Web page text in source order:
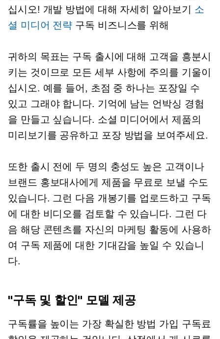
십시오! 개발 방법에 대해 자세히 알아보기 소
셜 미디어 전략 구독 비즈니스를 위해
귀하의 목표는 구독 출시에 대해 고객을 흥분시
키는 것이므로 모든 세부 사항에 주의를 기울이
십시오. 예를 들어, 초점 중 하나는 포장일 수
있고 그래야 합니다. 기억에 남는 언박싱 경험
을 만들고 싶습니다. 소셜 미디어에서 제품의
미리보기를 공유하고 포장 방법을 보여주세요.
또한 출시 전에 두 명의 충성도 높은 고객이나
브랜드 홍보대사에게 제품을 무료로 보낼 수도
있습니다. 그런 다음 개봉기를 업로드하고 구독
에 대한 비디오를 검토할 수 있습니다. 그런 다
음 해당 콘텐츠를 자신의 마케팅 활동에 사용하
여 구독 제품에 대한 기대감을 높일 수 있습니
다.
"구독 및 할인" 모델 제공
구독률을 높이는 가장 확실한 방법 가입 구독료